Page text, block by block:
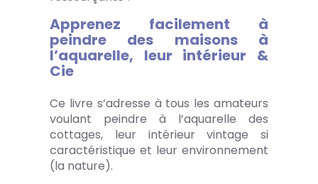
Apprenez facilement à
peindre des maisons à
l’aquarelle, leur intérieur &
Cie
Ce livre s’adresse à tous les amateurs
voulant peindre à l’aquarelle des
cottages, leur intérieur vintage si
caractéristique et leur environnement
(la nature).